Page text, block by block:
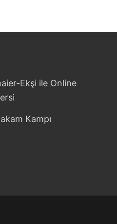
Ekşi ile Online
Kampı